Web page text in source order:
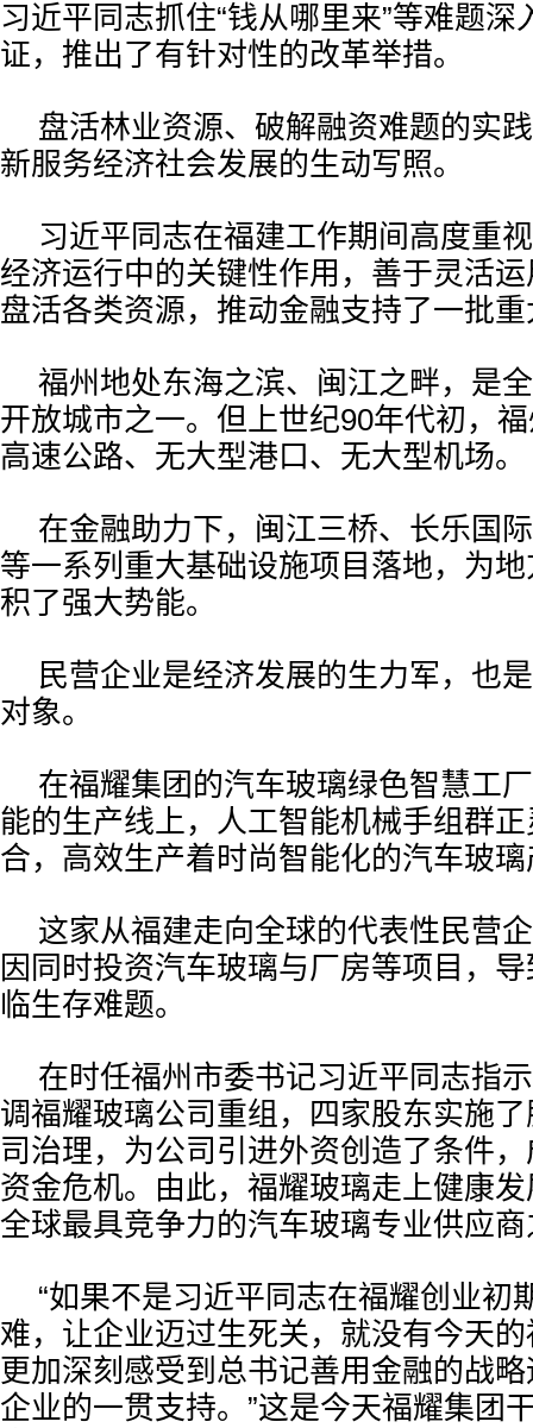
习近平同志抓住“钱从哪里来”等难题深
证，推出了有针对性的改革举措。
盘活林业资源、破解融资难题的实
新服务经济社会发展的生动写照。
习近平同志在福建工作期间高度重
经济运行中的关键性作用，善于灵活
盘活各类资源，推动金融支持了一批
福州地处东海之滨、闽江之畔，是
开放城市之一。但上世纪90年代初，
高速公路、无大型港口、无大型机场。
在金融助力下，闽江三桥、长乐国
等一系列重大基础设施项目落地，为
积了强大势能。
民营企业是经济发展的生力军，也
对象。
在福耀集团的汽车玻璃绿色智慧工
能的生产线上，人工智能机械手组群
合，高效生产着时尚智能化的汽车玻
这家从福建走向全球的代表性民营
因同时投资汽车玻璃与厂房等项目，
临生存难题。
在时任福州市委书记习近平同志指
调福耀玻璃公司重组，四家股东实施
司治理，为公司引进外资创造了条件
资金危机。由此，福耀玻璃走上健康
全球最具竞争力的汽车玻璃专业供应
“如果不是习近平同志在福耀创业初
难，让企业迈过生死关，就没有今天
更加深刻感受到总书记善用金融的战
企业的一贯支持。”这是今天福耀集团